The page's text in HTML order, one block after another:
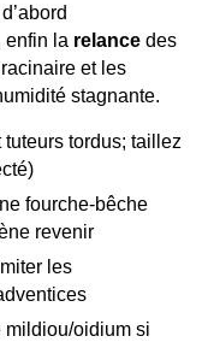
enfin la relance des
racinaire et les
stagnante.
tordus; taillez
fourche-bêche
revenir
les
mildiou/oidium si